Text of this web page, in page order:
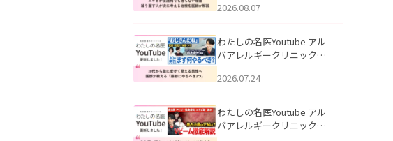
らない理由｜繰り返す人が
説」を公開いたしました。
2026.08.07
わたしの名医Youtube アル
バアレルギークリニック札
える男性へ｜医師が教える
公開いたしました。
2026.07.24
わたしの名医Youtube アル
バアレルギークリニック札